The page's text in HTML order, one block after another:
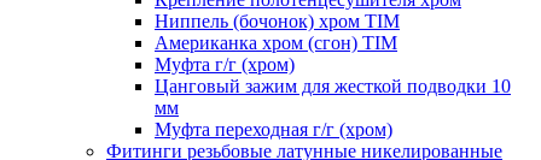
Ниппель (бочонок) хром TIM
Американка хром (сгон) TIM
Муфта г/г (хром)
Цанговый зажим для жесткой подводки 10
мм
Муфта переходная г/г (хром)
Фитинги резьбовые латунные никелированные